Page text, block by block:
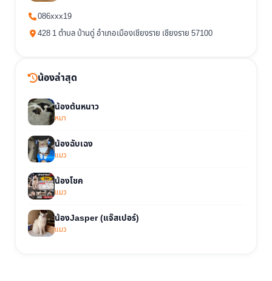
086xxx19
428 1 ตำบล บ้านดู่ อำเภอเมืองเชียงราย เชียงราย 57100
น้องล่าสุด
น้องต้นหนาว
หมา
น้องฉับเฉง
แมว
น้องโชค
แมว
น้องJasper (แจ๊สเปอร์)
แมว